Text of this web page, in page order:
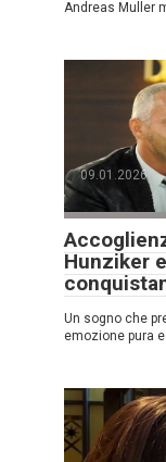
Andreas Muller
09.01.2026
Hunziker
Un sogno che
emozione pura